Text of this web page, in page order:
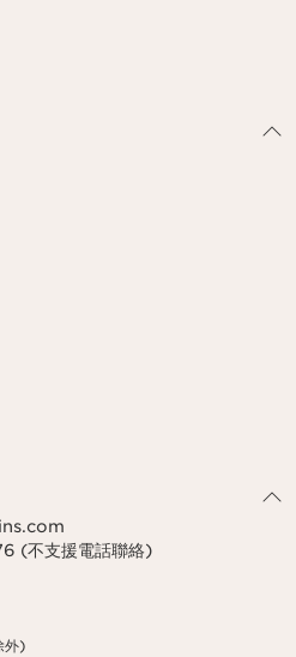
(不支援電話聯絡)
外)